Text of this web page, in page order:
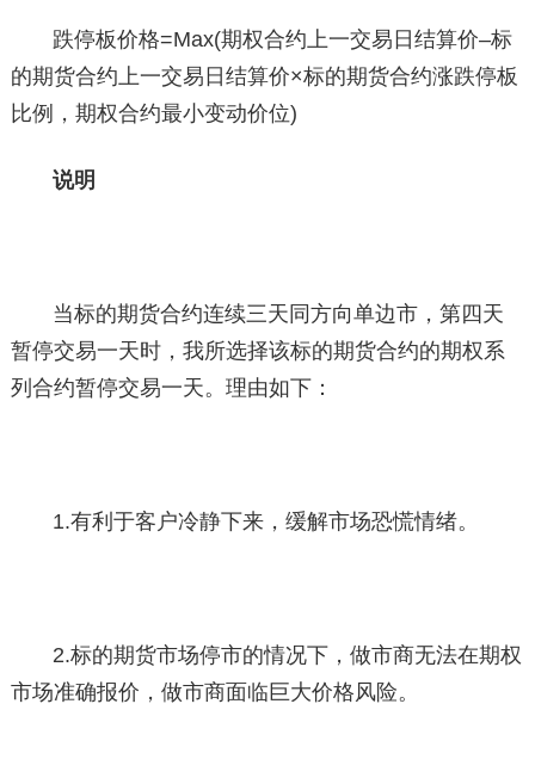
跌停板价格=Max(期权合约上一交易日结算价–标
的期货合约上一交易日结算价×标的期货合约涨跌停板
比例，期权合约最小变动价位)
说明
当标的期货合约连续三天同方向单边市，第四天
暂停交易一天时，我所选择该标的期货合约的期权系
列合约暂停交易一天。理由如下：
1.有利于客户冷静下来，缓解市场恐慌情绪。
2.标的期货市场停市的情况下，做市商无法在期权
市场准确报价，做市商面临巨大价格风险。